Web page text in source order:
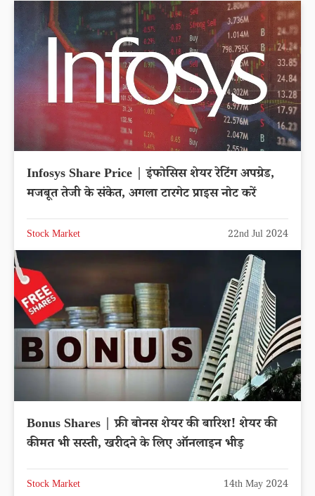
Infosys Share Price | इंफोसिस शेयर रेटिंग अपग्रेड,
मजबूत तेजी के संकेत, अगला टारगेट प्राइस नोट करें
Stock Market 22nd Jul 2024
Bonus Shares | फ्री बोनस शेयर की बारिश! शेयर की
कीमत भी सस्ती, खरीदने के लिए ऑनलाइन भीड़
Stock Market 14th May 2024